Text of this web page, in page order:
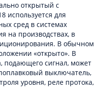
открытый с
используется для
сред в системах
на производствах, в
В обычном
«открыто». В
подающего сигнал, может
выключатель,
уровня, реле протока,